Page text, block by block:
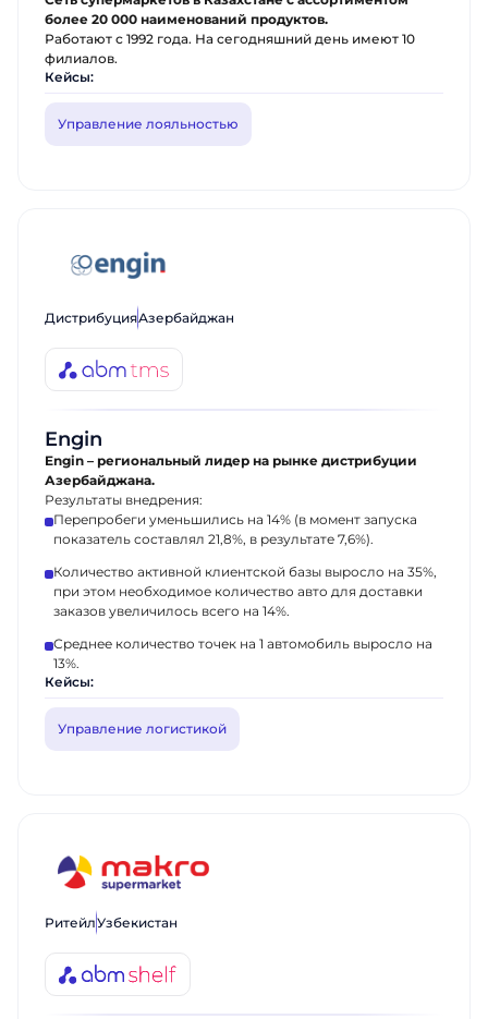
более 20 000 наименований продуктов.
Работают с 1992 года. На сегодняшний день имеют 10
филиалов.
Кейсы:
Управление лояльностью
ДистрибуцияАзербайджан
Engin
Engin – региональный лидер на рынке дистрибуции
Азербайджана.
Результаты внедрения:
Перепробеги уменьшились на 14% (в момент запуска
показатель составлял 21,8%, в результате 7,6%).
Количество активной клиентской базы выросло на 35%,
при этом необходимое количество авто для доставки
заказов увеличилось всего на 14%.
Среднее количество точек на 1 автомобиль выросло на
13%.
Кейсы:
Управление логистикой
РитейлУзбекистан